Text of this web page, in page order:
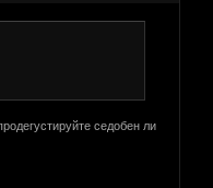
седобен ли